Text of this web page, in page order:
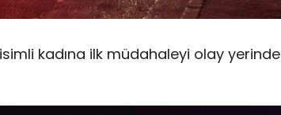
kadına ilk müdahaleyi olay yerinde